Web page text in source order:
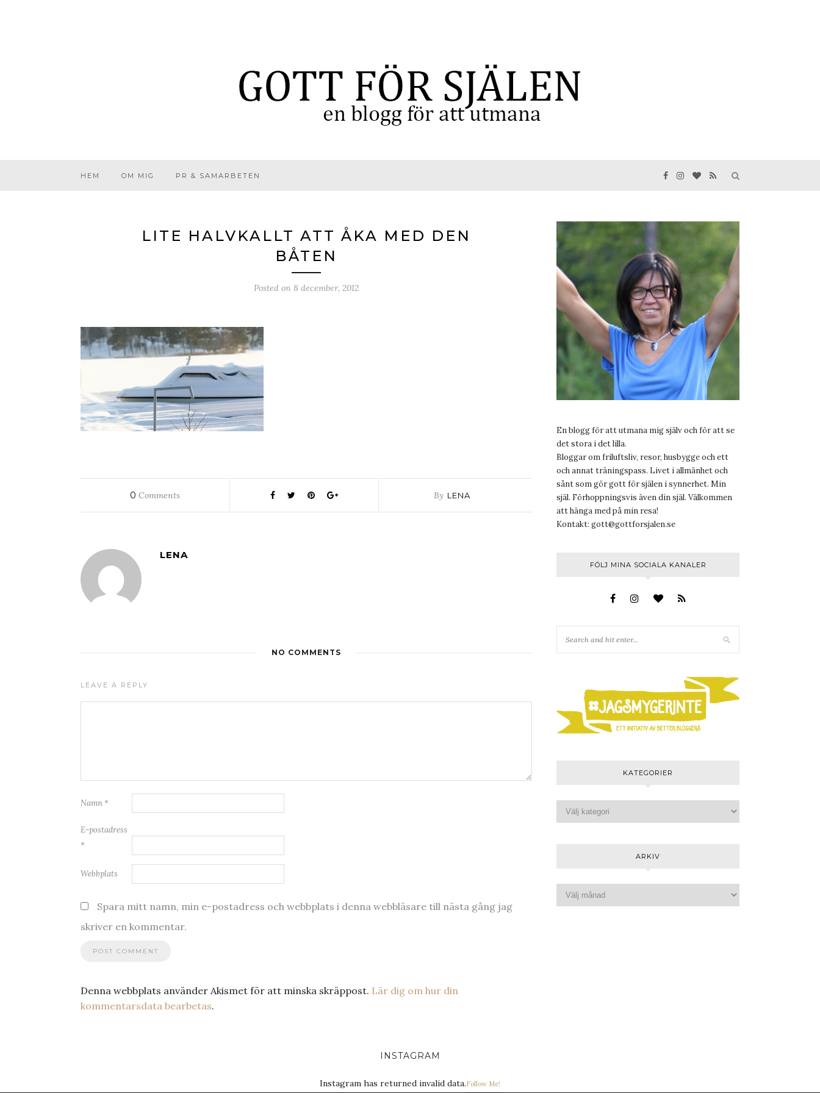
HEM OM MIG PR & SAMARBETEN
LITE HALVKALLT ATT ÅKA MED DEN
BÅTEN
Posted on 8 december, 2012
0 Comments By LENA
LENA
NO COMMENTS
LEAVE A REPLY
Namn *
E-postadress
*
Webbplats
Spara mitt namn, min e-postadress och webbplats i denna webbläsare till nästa gång jag
skriver en kommentar.
Denna webbplats använder Akismet för att minska skräppost. Lär dig om hur din
kommentarsdata bearbetas.
En blogg för att utmana mig själv och för att se
det stora i det lilla.
Bloggar om friluftsliv, resor, husbygge och ett
och annat träningspass. Livet i allmänhet och
sånt som gör gott för själen i synnerhet. Min
själ. Förhoppningsvis även din själ. Välkommen
att hänga med på min resa!
Kontakt: gott@gottforsjalen.se
FÖLJ MINA SOCIALA KANALER
KATEGORIER
ARKIV
INSTAGRAM
Instagram has returned invalid data.Follow Me!